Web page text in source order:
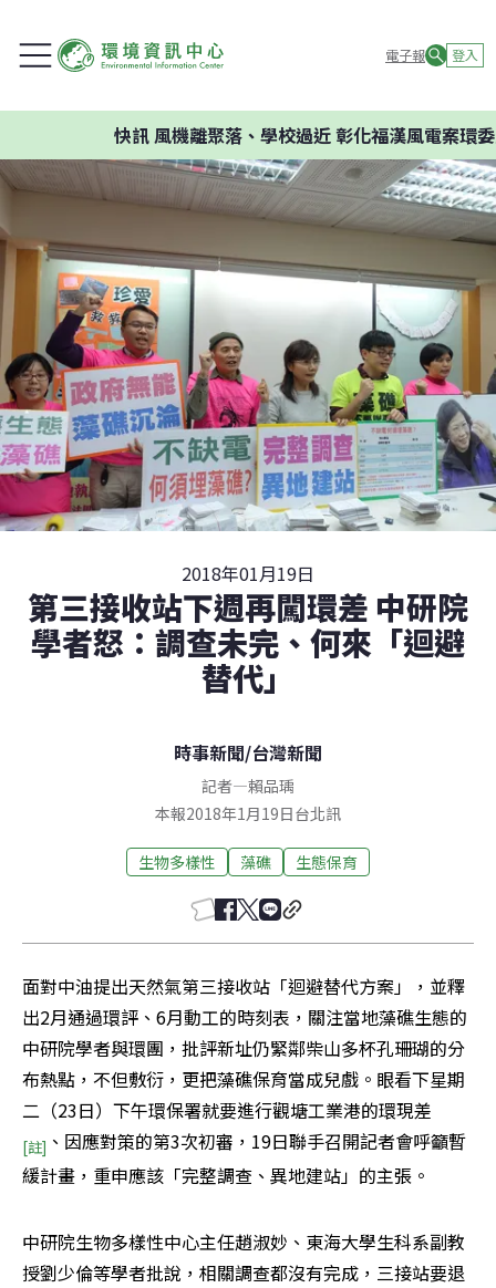
電子報 登入
風機離聚落、學校過近 彰化福漢風電案環委建議不
2018年01月19日
第三接收站下週再闖環差 中研院
學者怒：調查未完、何來「迴避
替代」
時事新聞/台灣新聞
記者—賴品瑀
本報2018年1月19日台北訊
生物多樣性 藻礁 生態保育
面對中油提出天然氣第三接收站「迴避替代方案」，並釋
出2月通過環評、6月動工的時刻表，關注當地藻礁生態的
中研院學者與環團，批評新址仍緊鄰柴山多杯孔珊瑚的分
布熱點，不但敷衍，更把藻礁保育當成兒戲。眼看下星期
二（23日）下午環保署就要進行觀塘工業港的環現差
[註] 、因應對策的第3次初審，19日聯手召開記者會呼籲暫
緩計畫，重申應該「完整調查、異地建站」的主張。
中研院生物多樣性中心主任趙淑妙、東海大學生科系副教
授劉少倫等學者批說，相關調查都沒有完成，三接站要退